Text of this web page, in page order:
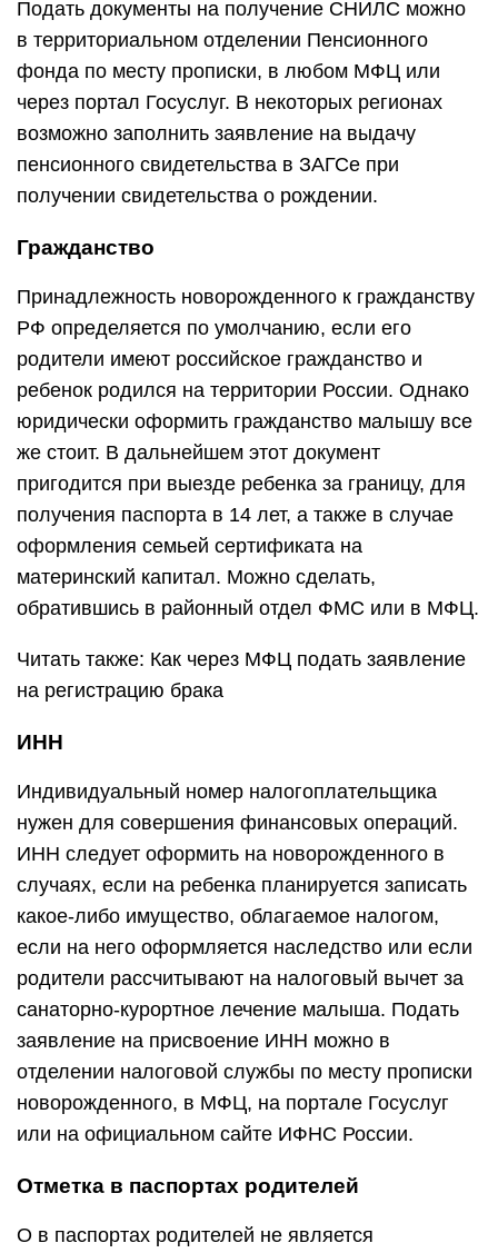
Подать документы на получение СНИЛС можно
в территориальном отделении Пенсионного
фонда по месту прописки, в любом МФЦ или
через портал Госуслуг. В некоторых регионах
возможно заполнить заявление на выдачу
пенсионного свидетельства в ЗАГСе при
получении свидетельства о рождении.
Гражданство
Принадлежность новорожденного к гражданству
РФ определяется по умолчанию, если его
родители имеют российское гражданство и
ребенок родился на территории России. Однако
юридически оформить гражданство малышу все
же стоит. В дальнейшем этот документ
пригодится при выезде ребенка за границу, для
получения паспорта в 14 лет, а также в случае
оформления семьей сертификата на
материнский капитал. Можно сделать,
обратившись в районный отдел ФМС или в МФЦ.
Читать также: Как через МФЦ подать заявление
на регистрацию брака
ИНН
Индивидуальный номер налогоплательщика
нужен для совершения финансовых операций.
ИНН следует оформить на новорожденного в
случаях, если на ребенка планируется записать
какое-либо имущество, облагаемое налогом,
если на него оформляется наследство или если
родители рассчитывают на налоговый вычет за
санаторно-курортное лечение малыша. Подать
заявление на присвоение ИНН можно в
отделении налоговой службы по месту прописки
новорожденного, в МФЦ, на портале Госуслуг
или на официальном сайте ИФНС России.
Отметка в паспортах родителей
О в паспортах родителей не является